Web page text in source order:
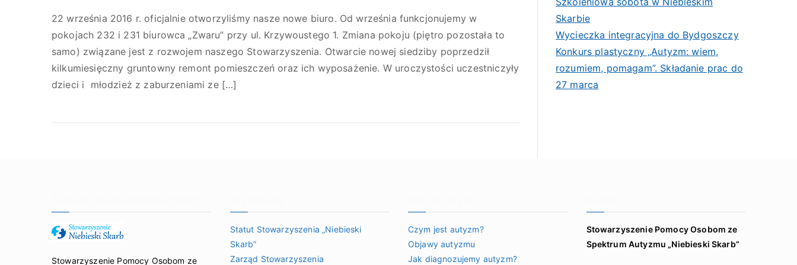
22 września 2016 r. oficjalnie otworzyliśmy nasze nowe biuro. Od września funkcjonujemy w
pokojach 232 i 231 biurowca „Zwaru” przy ul. Krzywoustego 1. Zmiana pokoju (piętro pozostała to
samo) związane jest z rozwojem naszego Stowarzyszenia. Otwarcie nowej siedziby poprzedził
kilkumiesięczny gruntowny remont pomieszczeń oraz ich wyposażenie. W uroczystości uczestniczyły
dzieci i młodzież z zaburzeniami ze […]
Skarbie
Wycieczka integracyjna do Bydgoszczy
Konkurs plastyczny „Autyzm: wiem,
rozumiem, pomagam”. Składanie prac do
27 marca
Stowarzyszenie Pomocy Osobom ze
Statut Stowarzyszenia „Niebieski
Skarb”
Zarząd Stowarzyszenia
Czym jest autyzm?
Objawy autyzmu
Jak diagnozujemy autyzm?
Stowarzyszenie Pomocy Osobom ze
Spektrum Autyzmu „Niebieski Skarb”